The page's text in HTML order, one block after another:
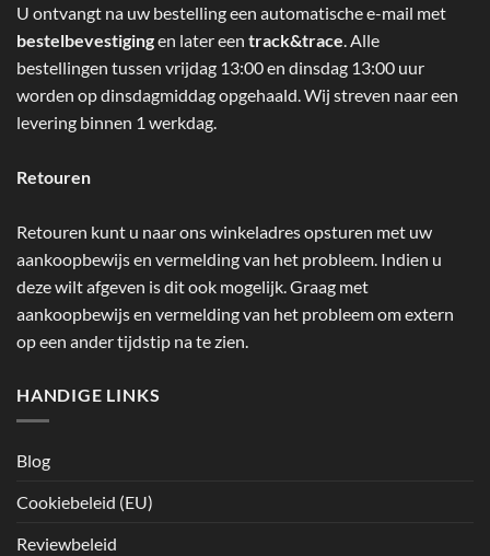
U ontvangt na uw bestelling een automatische e-mail met
bestelbevestigingen later een track&trace . Alle
bestellingen tussen vrijdag 13:00 en dinsdag 13:00 uur
worden op dinsdagmiddag opgehaald. Wij streven naar een
levering binnen 1 werkdag.
Retouren
Retouren kunt u naar ons winkeladres opsturen met uw
aankoopbewijs en vermelding van het probleem. Indien u
deze wilt afgeven is dit ook mogelijk. Graag met
aankoopbewijs en vermelding van het probleem om extern
op een ander tijdstip na te zien.
HANDIGE LINKS
Blog
Cookiebeleid (EU)
Reviewbeleid